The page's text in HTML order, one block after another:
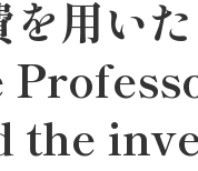
用い
the